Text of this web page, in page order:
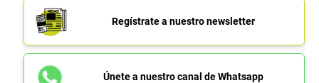
Regístrate a nuestro newsletter
Únete a nuestro canal de Whatsapp